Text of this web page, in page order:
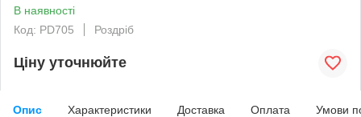
В наявності
Код: PD705
Роздріб
Ціну уточнюйте
Опис Характеристики Доставка Оплата Умови